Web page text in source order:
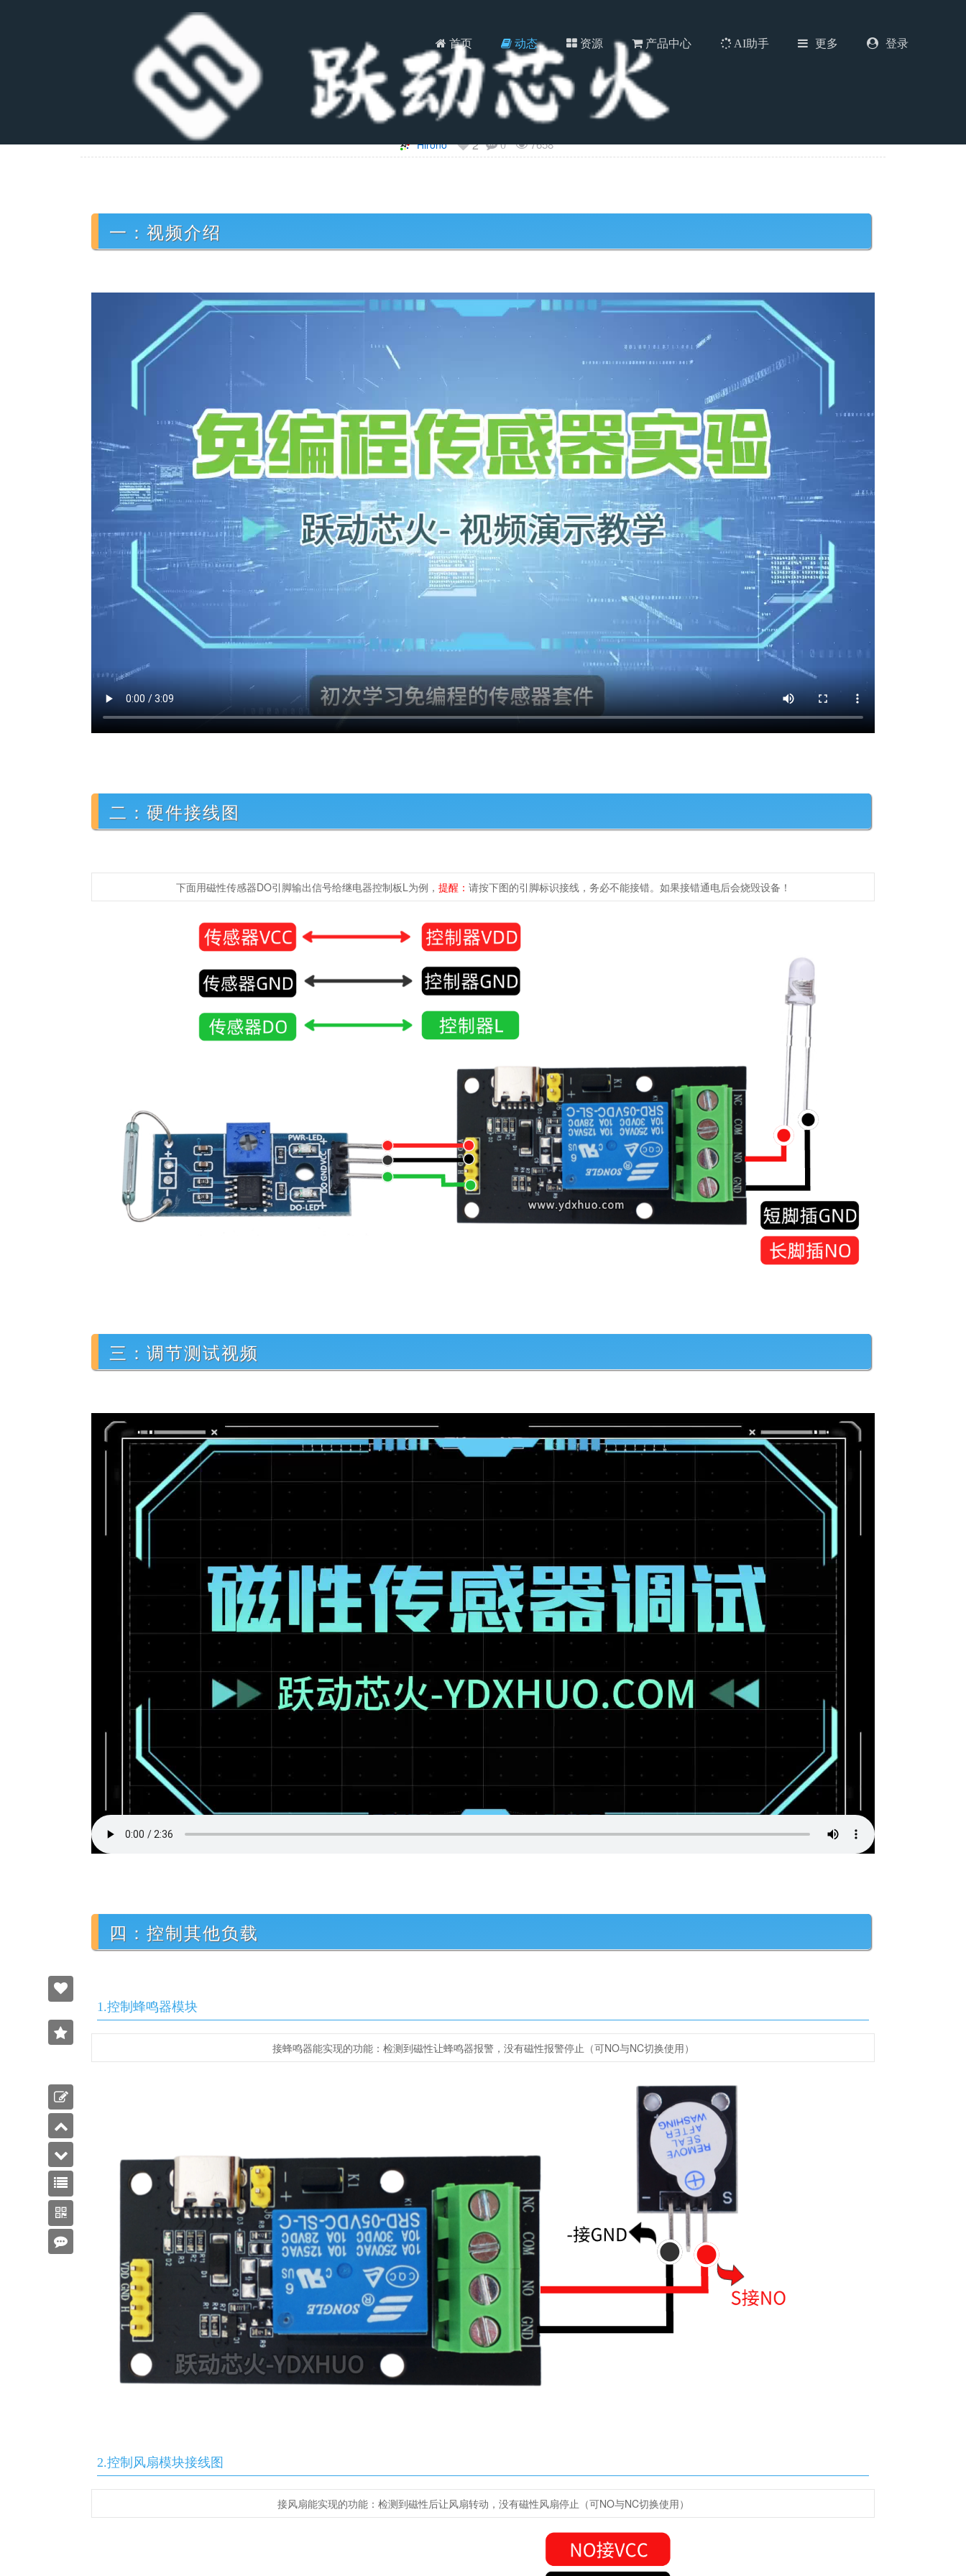
首页 动态 资源 产品中心 AI助手 更多 登录
磁性干簧管传感器免编程实验教程
7658
0
2
Hirono
一：视频介绍
二：硬件接线图
下面用磁性传感器DO引脚输出信号给继电器控制板L为例， 提醒： 请按下图的引脚标识接线，务必不能接错。如果接错通电后会烧毁设备！
三：调节测试视频
四：控制其他负载
1.控制蜂鸣器模块
接蜂鸣器能实现的功能：检测到磁性让蜂鸣器报警，没有磁性报警停止（可NO与NC切换使用）
2.控制风扇模块接线图
接风扇能实现的功能：检测到磁性后让风扇转动，没有磁性风扇停止（可NO与NC切换使用）